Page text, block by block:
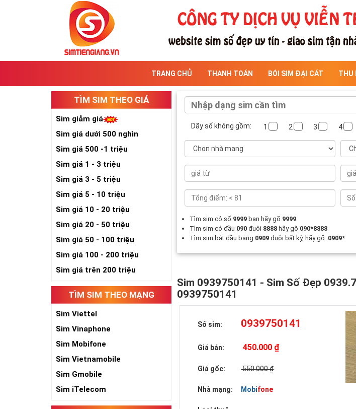
TRANG CHỦ THANH TOÁN BÓI SIM ĐẠI CÁT THU
TÌM SIM THEO GIÁ
Sim giảm giá
Sim giá dưới 500 nghìn
Sim giá 500 -1 triệu
Sim giá 1 - 3 triệu
Sim giá 3 - 5 triệu
Sim giá 5 - 10 triệu
Sim giá 10 - 20 triệu
Sim giá 20 - 50 triệu
Sim giá 50 - 100 triệu
Sim giá 100 - 200 triệu
Sim giá trên 200 triệu
TÌM SIM THEO MẠNG
Sim Viettel
Sim Vinaphone
Sim Mobifone
Sim Vietnamobile
Sim Gmobile
Sim iTelecom
Dãy số không gồm: 1 2 3 4
Tìm sim có số 9999 bạn hãy gõ 9999
Tìm sim có đầu 090đuôi 8888 hãy gõ 090*8888
Tìm sim bắt đầu bằng 0909 đuôi bất kỳ, hãy gõ: 0909*
Sim 0939750141 - Sim Số Đẹp
0939750141
Số sim: 0939750141
Giá bán: 450.000 ₫
Giá gốc: 550.000 ₫
Nhà mạng: Mobifone